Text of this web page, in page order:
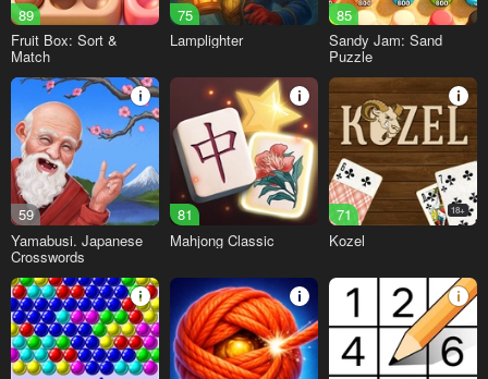
89
Fruit Box: Sort &
Match
75
Lamplighter
85
Sandy Jam: Sand
Puzzle
59
Yamabusi. Japanese
Crosswords
81
Mahjong Classic
71 18+
Kozel